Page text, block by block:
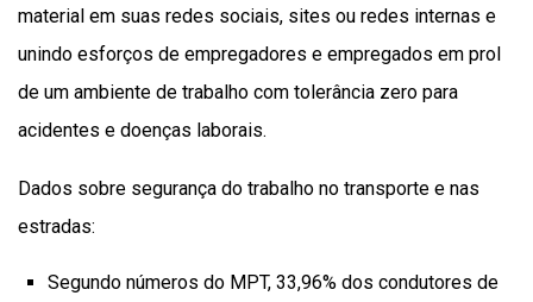
material em suas redes sociais, sites ou redes internas e
unindo esforços de empregadores e empregados em prol
de um ambiente de trabalho com tolerância zero para
acidentes e doenças laborais.
Dados sobre segurança do trabalho no transporte e nas
estradas:
Segundo números do MPT, 33,96% dos condutores de